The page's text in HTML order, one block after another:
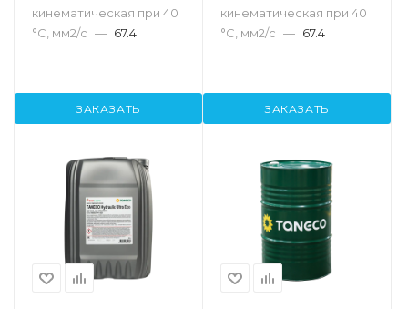
кинематическая при 40
°С, мм2/с — 67.4
ЗАКАЗАТЬ
кинематическая при 40
°С, мм2/с — 67.4
ЗАКАЗАТЬ